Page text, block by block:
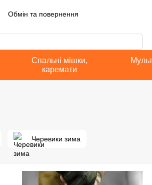
Обмін та повернення
Спальні мішки,
каремати
Черевики зима